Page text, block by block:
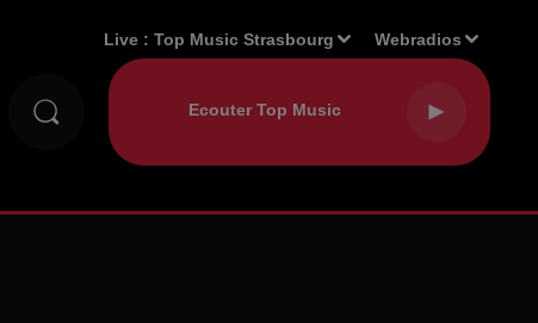
Live :Top Music Strasbourg Webradios